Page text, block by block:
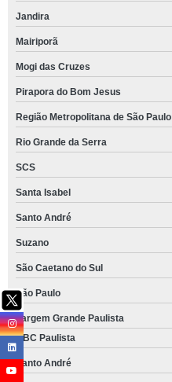
Jandira
Mairiporã
Mogi das Cruzes
Pirapora do Bom Jesus
Região Metropolitana de São Paulo
Rio Grande da Serra
SCS
Santa Isabel
Santo André
Suzano
São Caetano do Sul
São Paulo
Vargem Grande Paulista
ABC Paulista
Santo André